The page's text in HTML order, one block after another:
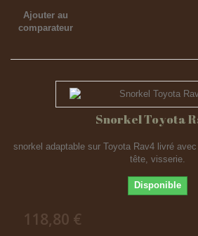
Ajouter au
comparateur
Snorkel Toyota
snorkel adaptable sur Toyota Rav4 livré
tête, visserie.
Disponible
118,80 €